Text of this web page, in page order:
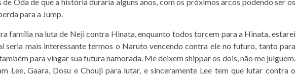
para a Jump.
família na luta de Neji contra Hinata, enquanto todos torcem para a Hinata, estarei
seria mais interessante termos o Naruto vencendo contra ele no futuro, tanto para
para vingar sua futura namorada. Me deixem shippar os dois, não me julguem.
Lee, Gaara, Dosu e Chouji para lutar, e sinceramente Lee tem que lutar contra o